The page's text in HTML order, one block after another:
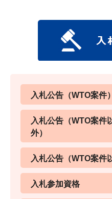
入札公告（WTO案件）
入札公告（WTO案件
外）
入札公告（WTO案件
入札参加資格